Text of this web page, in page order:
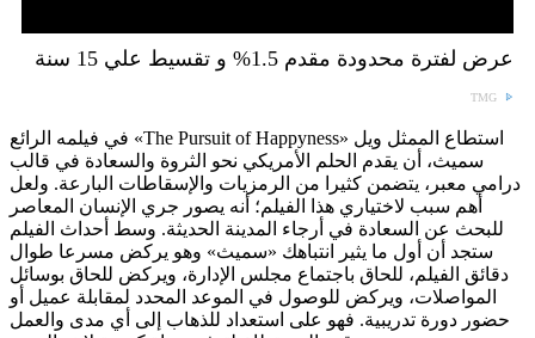
عرض لفترة محدودة مقدم 1.5% و تقسيط علي 15 سنة
TMG
في فيلمه الرائع «The Pursuit of Happyness» استطاع الممثل ويل
سميث، أن يقدم الحلم الأمريكي نحو الثروة والسعادة في قالب
درامي معبر، يتضمن كثيرا من الرمزيات والإسقاطات البارعة. ولعل
أهم سبب لاختياري هذا الفيلم؛ أنه يصور جري الإنسان المعاصر
للبحث عن السعادة في أرجاء المدينة الحديثة. وسط أحداث الفيلم
ستجد أن أول ما يثير انتباهك «سميث» وهو يركض مسرعا طوال
دقائق الفيلم، للحاق باجتماع مجلس الإدارة، ويركض للحاق بوسائل
المواصلات، ويركض للوصول في الموعد المحدد لمقابلة عميل أو
حضور دورة تدريبية. فهو على استعداد للذهاب إلى أي مدى والعمل